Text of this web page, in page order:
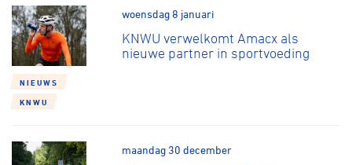
NIEUWS
KNWU
woensdag 8 januari
KNWU verwelkomt Amacx als
nieuwe partner in sportvoeding
maandag 30 december